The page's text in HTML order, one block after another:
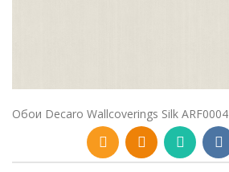
Обои Decaro Wallcoverings Silk ARF0004